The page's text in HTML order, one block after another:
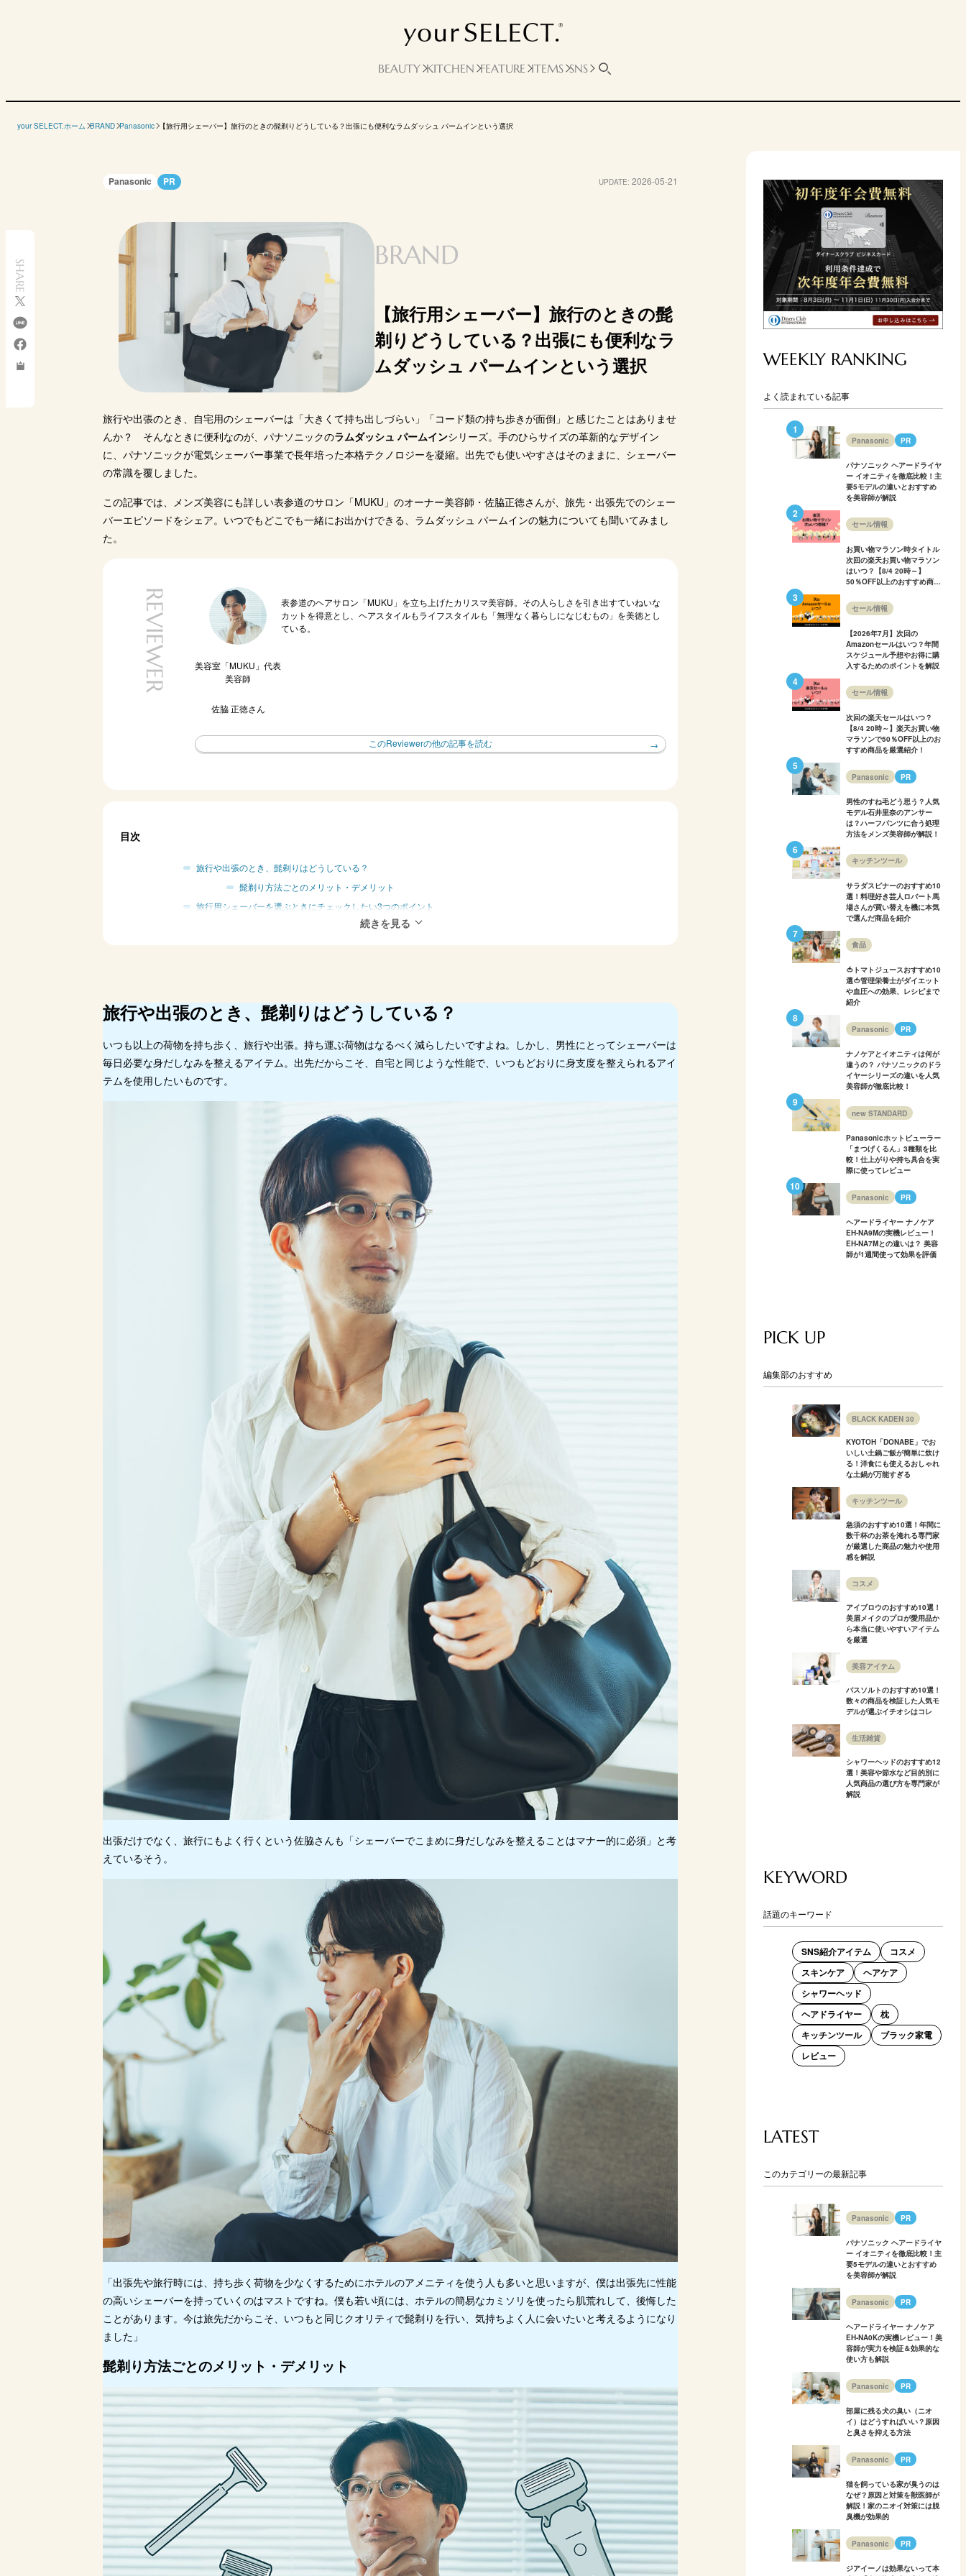
BEAUTY KITCHEN FEATURE ITEMS SNS
your SELECT.ホーム BRAND Panasonic 【旅行用シェーバー】旅行のときの髭剃りどうしている？出張にも便利なラムダッシュ パームインという選択
SHARE
Panasonic PR UPDATE: 2026-05-21
BRAND
【旅行用シェーバー】旅行のときの髭
剃りどうしている？出張にも便利なラ
ムダッシュ パームインという選択
旅行や出張のとき、自宅用のシェーバーは「大きくて持ち出しづらい」「コード類の持ち歩きが面倒」と感じたことはありませ
んか？ そんなときに便利なのが、パナソニックのラムダッシュ パームインシリーズ。手のひらサイズの革新的なデザイン
に、パナソニックが電気シェーバー事業で長年培った本格テクノロジーを凝縮。出先でも使いやすさはそのままに、シェーバー
の常識を覆しました。
この記事では、メンズ美容にも詳しい表参道のサロン「MUKU」のオーナー美容師・佐脇正徳さんが、旅先・出張先でのシェー
バーエピソードをシェア。いつでもどこでも一緒にお出かけできる、ラムダッシュ パームインの魅力についても聞いてみまし
た。
REVIEWER
美容室「MUKU」代表
美容師
佐脇 正徳さん
表参道のヘアサロン「MUKU」を立ち上げたカリスマ美容師。その人らしさを引き出すていねいな
カットを得意とし、ヘアスタイルもライフスタイルも「無理なく暮らしになじむもの」を美徳とし
ている。
このReviewerの他の記事を読む
目次
旅行や出張のとき、髭剃りはどうしている？
髭剃り方法ごとのメリット・デメリット
旅行用シェーバーを選ぶときにチェックしたい3つのポイント
ポイント1｜持ち運びしやすいコンパクトさ
魅力①｜手のひらサイズで持ち運びしやすい
魅力②｜コンパクトでもしっかり剃れるラムダッシュの技術
魅力③｜旅行や出張でも使いやすい仕様
ラムダッシュ パームイン 全機種比較一覧
ふだん使いも旅行もこれ一台 ラムダッシュ パームイン ES-PV6Aを使ってみた
まとめ｜旅行の髭剃りは「ふだん使いできるシェーバー」を持っていくのが快適
旅行や出張のとき、髭剃りはどうしている？
いつも以上の荷物を持ち歩く、旅行や出張。持ち運ぶ荷物はなるべく減らしたいですよね。しかし、男性にとってシェーバーは
毎日必要な身だしなみを整えるアイテム。出先だからこそ、自宅と同じような性能で、いつもどおりに身支度を整えられるアイ
テムを使用したいものです。
出張だけでなく、旅行にもよく行くという佐脇さんも「シェーバーでこまめに身だしなみを整えることはマナー的に必須」と考
えているそう。
「出張先や旅行時には、持ち歩く荷物を少なくするためにホテルのアメニティを使う人も多いと思いますが、僕は出張先に性能
の高いシェーバーを持っていくのはマストですね。僕も若い頃には、ホテルの簡易なカミソリを使ったら肌荒れして、後悔した
ことがあります。今は旅先だからこそ、いつもと同じクオリティで髭剃りを行い、気持ちよく人に会いたいと考えるようになり
ました」
髭剃り方法ごとのメリット・デメリット
WEEKLY RANKING
よく読まれている記事
Panasonic PR
パナソニック ヘアードライヤ
ー イオニティを徹底比較！主
要5モデルの違いとおすすめ
を美容師が解説
セール情報
お買い物マラソン時タイトル
次回の楽天お買い物マラソン
はいつ？【8/4 20時～】
50％OFF以上のおすすめ商品
セール情報
【2026年7月】次回の
Amazonセールはいつ？年間
スケジュール予想やお得に購
入するためのポイントを解説
セール情報
次回の楽天セールはいつ？
【8/4 20時～】楽天お買い物
マラソンで50％OFF以上のお
すすめ商品を厳選紹介！
Panasonic PR
男性のすね毛どう思う？人気
モデル石井里奈のアンサー
は？ハーフパンツに合う処理
方法をメンズ美容師が解説！
キッチンツール
サラダスピナーのおすすめ10
選！料理好き芸人ロバート馬
場さんが買い替えを機に本気
で選んだ商品を紹介
食品
🍅トマトジュースおすすめ10
選🍅管理栄養士がダイエット
や血圧への効果、レシピまで
紹介
Panasonic PR
ナノケアとイオニティは何が
違うの？ パナソニックのドラ
イヤーシリーズの違いを人気
美容師が徹底比較！
new STANDARD
Panasonicホットビューラー
「まつげくるん」3種類を比
較！仕上がりや持ち具合を実
際に使ってレビュー
Panasonic PR
ヘアードライヤー ナノケア
EH-NA9Mの実機レビュー！
EH-NA7Mとの違いは？ 美容
師が1週間使って効果を評価
PICK UP
編集部のおすすめ
BLACK KADEN 30
KYOTOH「DONABE」でお
いしい土鍋ご飯が簡単に炊け
る！洋食にも使えるおしゃれ
な土鍋が万能すぎる
キッチンツール
急須のおすすめ10選！年間に
数千杯のお茶を淹れる専門家
が厳選した商品の魅力や使用
感を解説
コスメ
アイブロウのおすすめ10選！
美眉メイクのプロが愛用品か
ら本当に使いやすいアイテム
を厳選
美容アイテム
バスソルトのおすすめ10選！
数々の商品を検証した人気モ
デルが選ぶイチオシはコレ
生活雑貨
シャワーヘッドのおすすめ12
選！美容や節水など目的別に
人気商品の選び方を専門家が
解説
KEYWORD
話題のキーワード
SNS紹介アイテム
コスメ
スキンケア
ヘアケア
シャワーヘッド
ヘアドライヤー
枕
キッチンツール
ブラック家電
レビュー
LATEST
このカテゴリーの最新記事
Panasonic PR
パナソニック ヘアードライヤ
ー イオニティを徹底比較！主
要5モデルの違いとおすすめ
を美容師が解説
Panasonic PR
ヘアードライヤー ナノケア
EH-NA0Kの実機レビュー！美
容師が実力を検証＆効果的な
使い方も解説
Panasonic PR
部屋に残る犬の臭い（ニオ
イ）はどうすればいい？原因
と臭さを抑える方法
Panasonic PR
猫を飼っている家が臭うのは
なぜ？原因と対策を獣医師が
解説！家のニオイ対策には脱
臭機が効果的
Panasonic PR
ジアイーノは効果ないって本